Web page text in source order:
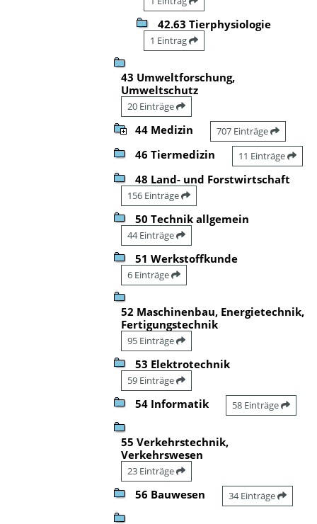
42.63 Tierphysiologie
1 Eintrag
43 Umweltforschung,
Umweltschutz
20 Einträge
44 Medizin 707 Einträge
46 Tiermedizin 11 Einträge
48 Land- und Forstwirtschaft
156 Einträge
50 Technik allgemein
44 Einträge
51 Werkstoffkunde
6 Einträge
52 Maschinenbau, Energietechnik,
Fertigungstechnik
95 Einträge
53 Elektrotechnik
59 Einträge
54 Informatik 58 Einträge
55 Verkehrstechnik,
Verkehrswesen
23 Einträge
56 Bauwesen 34 Einträge